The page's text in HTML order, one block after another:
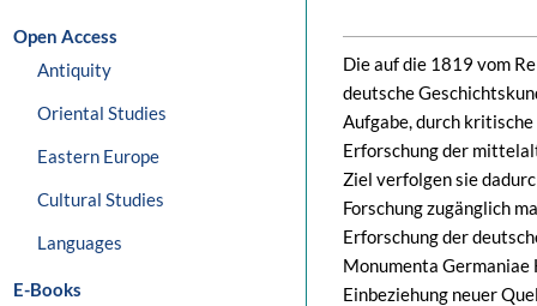
Open Access
Antiquity
Oriental Studies
Eastern Europe
Cultural Studies
Languages
E-Books
Die auf die 1819 vom
deutsche
Aufgabe, durch
Erforschung der
Ziel verfolgen sie
Forschung zugänglich
Erforschung der
Monumenta Germaniae
Einbeziehung neuer